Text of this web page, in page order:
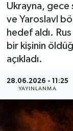
Ukrayna, gece
ve Yaroslavl
hedef aldı.
bir kişinin
açıkladı.
28.06.2026 - 11:25
YAYINLANMA
Sağlık
Si̇yaset
Spor
Yaşam
Anali̇z
Son
Haber